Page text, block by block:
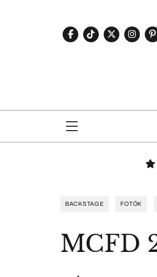
BACKSTAGE FOTÓK
MCFD